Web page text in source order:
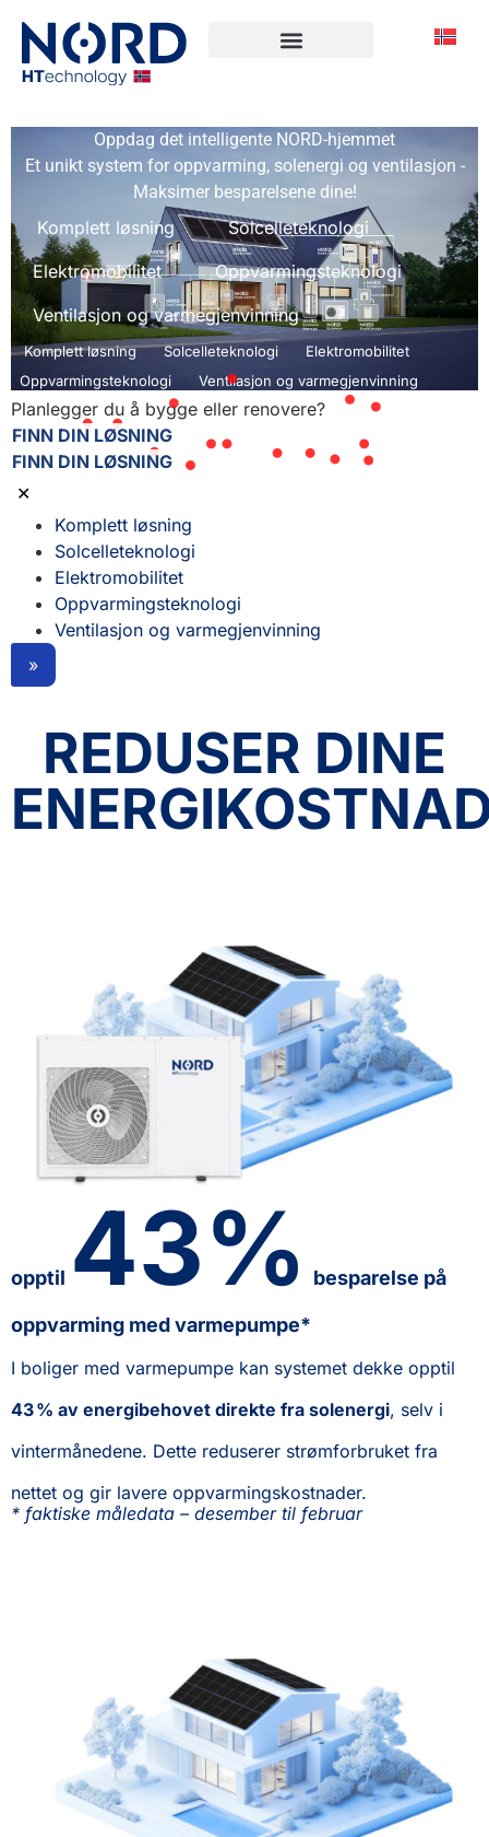
Oppdag det intelligente NORD-hjemmet
Et unikt system for oppvarming, solenergi og ventilasjon -
Maksimer besparelsene dine!
Komplett løsning
Solcelleteknologi
Elektromobilitet
Oppvarmingsteknologi
Ventilasjon og varmegjenvinning
Komplett løsning Solcelleteknologi
Elektromobilitet
Oppvarmingsteknologi
Ventilasjon og varmegjenvinning
Planlegger du å bygge eller renovere?
FINN DIN LØSNING
FINN DIN LØSNING
✕
Komplett løsning
Solcelleteknologi
Elektromobilitet
Oppvarmingsteknologi
Ventilasjon og varmegjenvinning
»
REDUSER DINE
opptil 43% besparelse på
oppvarming med varmepumpe*
I boliger med varmepumpe kan systemet dekke opptil
43 % av energibehovet direkte fra solenergi, selv i
vintermånedene. Dette reduserer strømforbruket fra
nettet og gir lavere oppvarmingskostnader.
* faktiske måledata – desember til februar